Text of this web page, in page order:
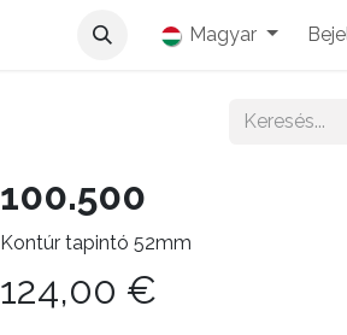
Magyar
100.500
Kontúr tapintó 52mm
124,00 €